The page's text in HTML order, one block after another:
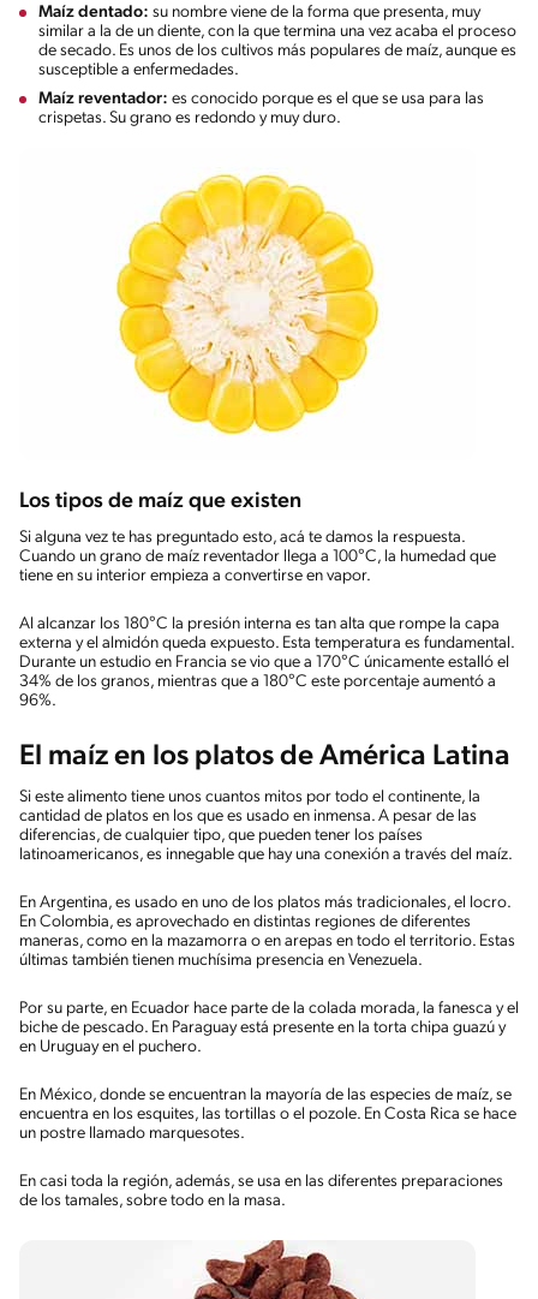
Maíz dentado: su nombre viene de la forma que presenta, muy
similar a la de un diente, con la que termina una vez acaba el proceso
de secado. Es unos de los cultivos más populares de maíz, aunque es
susceptible a enfermedades.
Maíz reventador: es conocido porque es el que se usa para las
crispetas. Su grano es redondo y muy duro.
Los tipos de maíz que existen
Si alguna vez te has preguntado esto, acá te damos la respuesta.
Cuando un grano de maíz reventador llega a 100°C, la humedad que
tiene en su interior empieza a convertirse en vapor.
Al alcanzar los 180°C la presión interna es tan alta que rompe la capa
externa y el almidón queda expuesto. Esta temperatura es fundamental.
Durante un estudio en Francia se vio que a 170°C únicamente estalló el
34% de los granos, mientras que a 180°C este porcentaje aumentó a
96%.
El maíz en los platos de América Latina
Si este alimento tiene unos cuantos mitos por todo el continente, la
cantidad de platos en los que es usado en inmensa. A pesar de las
diferencias, de cualquier tipo, que pueden tener los países
latinoamericanos, es innegable que hay una conexión a través del maíz.
En Argentina, es usado en uno de los platos más tradicionales, el locro.
En Colombia, es aprovechado en distintas regiones de diferentes
maneras, como en la mazamorra o en arepas en todo el territorio. Estas
últimas también tienen muchísima presencia en Venezuela.
Por su parte, en Ecuador hace parte de la colada morada, la fanesca y el
biche de pescado. En Paraguay está presente en la torta chipa guazú y
en Uruguay en el puchero.
En México, donde se encuentran la mayoría de las especies de maíz, se
encuentra en los esquites, las tortillas o el pozole. En Costa Rica se hace
un postre llamado marquesotes.
En casi toda la región, además, se usa en las diferentes preparaciones
de los tamales, sobre todo en la masa.